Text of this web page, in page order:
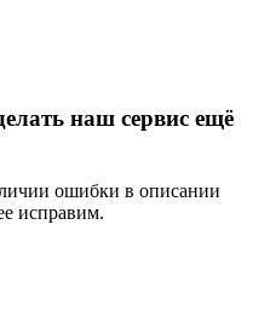
наш сервис ещё
ошибки в описании
исправим.